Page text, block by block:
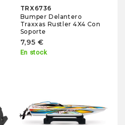
TRX6736
Bumper Delantero
Traxxas Rustler 4X4 Con
Soporte
7,95 €
En stock